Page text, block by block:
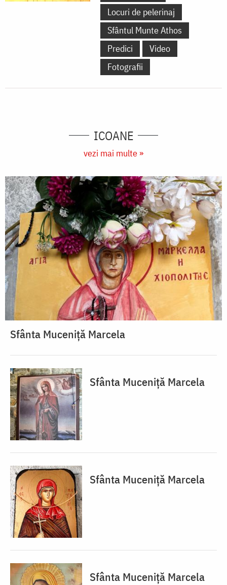
Locuri de pelerinaj
Sfântul Munte Athos
Predici
Video
Fotografii
ICOANE
vezi mai multe »
Sfânta Muceniță Marcela
Sfânta Muceniță Marcela
Sfânta Muceniță Marcela
Sfânta Muceniță Marcela